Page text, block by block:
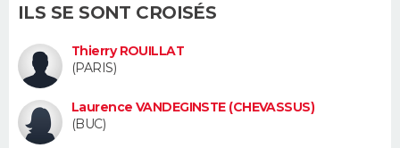
FORUM
Bricolage
Lifestyle
Culture
Sport
Auto
Television
Voyage
Cinema
ILS SE SONT CROISÉS
Thierry ROUILLAT
(PARIS)
Laurence VANDEGINSTE (CHEVASSUS)
(BUC)